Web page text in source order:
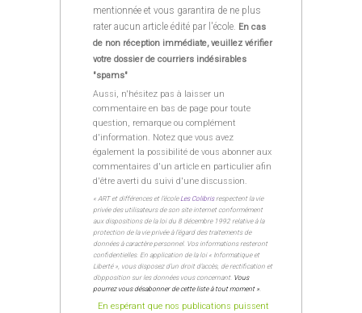
mentionnée et vous garantira de ne plus
rater aucun article édité par l'école. En cas
de non réception immédiate, veuillez vérifier
votre dossier de courriers indésirables
"spams"
Aussi, n'hésitez pas à laisser un
commentaire en bas de page pour toute
question, remarque ou complément
d'information. Notez que vous avez
également la possibilité de vous abonner aux
commentaires d'un article en particulier afin
d'être averti du suivi d'une discussion.
« ART et différences et l’école Les Colibrisrespectent la vie
privée des utilisateurs de son site internet conformément
aux dispositions de la loi du 8 décembre 1992 relative à la
protection de la vie privée à l’égard des traitements de
données à caractère personnel. Vos informations resteront
confidentielles. En application de la loi « Informatique et
Liberté », vous disposez d’un droit d’accès, de rectification et
d’opposition sur les données vous concernant. Vous
pourrez vous désabonner de cette liste à tout moment »
En espérant que nos publications puissent